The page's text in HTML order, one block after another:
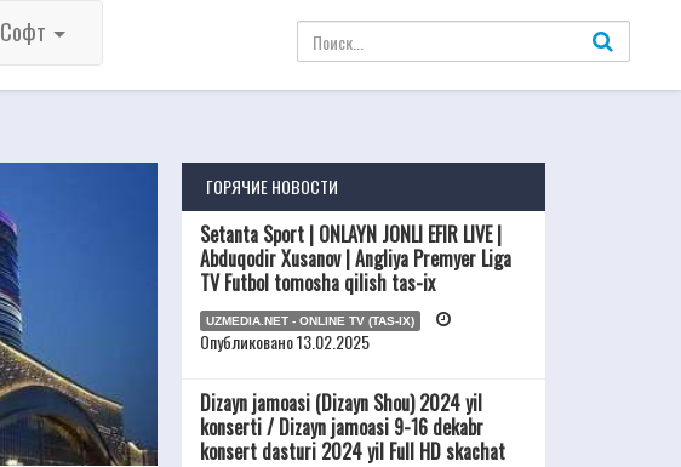
Софт
ГОРЯЧИЕ НОВОСТИ
Setanta Sport | ONLAYN JONLI EFIR LIVE |
Abduqodir Xusanov | Angliya Premyer Liga
TV Futbol tomosha qilish tas-ix
UZMEDIA.NET - ONLINE TV (TAS-IX)
Опубликовано 13.02.2025
Dizayn jamoasi (Dizayn Shou) 2024 yil
konserti / Dizayn jamoasi 9-16 dekabr
konsert dasturi 2024 yil Full HD skachat